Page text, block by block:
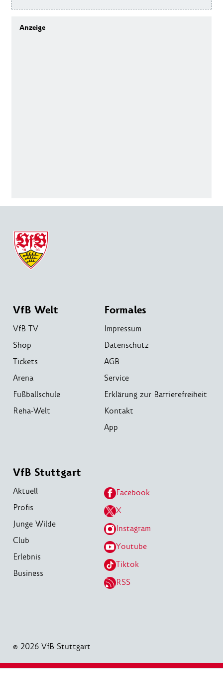
VfB Welt
VfB TV
Shop
Tickets
Arena
Fußballschule
Reha-Welt
Formales
Impressum
Datenschutz
AGB
Service
Erklärung zur Barrierefreiheit
Kontakt
App
VfB Stuttgart
Aktuell
Profis
Junge Wilde
Club
Erlebnis
Business
Facebook
X
Instagram
Youtube
Tiktok
RSS
© 2026 VfB Stuttgart